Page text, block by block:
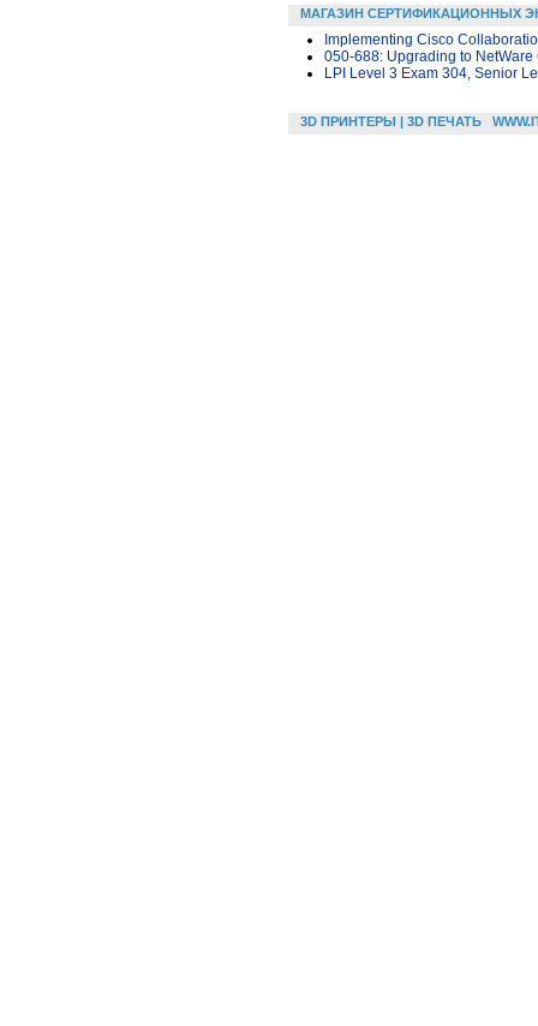
МАГАЗИН СЕРТИФИКАЦИОННЫХ
Implementing Cisco
050-688: Upgrading to NetWare
LPI Level 3 Exam 304, Senior
3D ПРИНТЕРЫ | 3D ПЕЧАТЬ